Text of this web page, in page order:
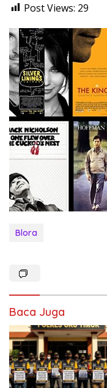
Post Views: 29
Blora
Baca Juga